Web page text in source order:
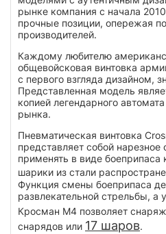
рынке компания с начала
прочные позиции, опережая
производителей.
Каждому любителю
общевойсковая винтовка
с первого взгляда дизайном,
Представленная модель
копией легендарного
рынка.
Пневматическая винтовка
представляет собой
применять в виде боеприпаса
шарики из стали
Функция смены боеприпаса
развлекательной стрельбы, а
Кросман М4 позволяет
снарядов или 17 шаров.